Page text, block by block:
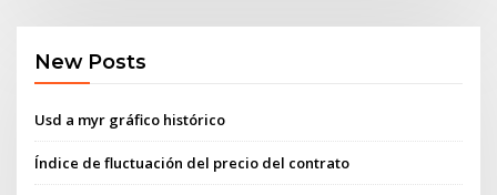
New Posts
Usd a myr gráfico histórico
Índice de fluctuación del precio del contrato